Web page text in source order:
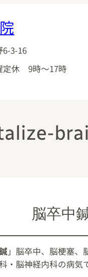
6-3-16
定休 9時～17時
脳卒中
」脳卒中、脳梗塞
・脳神経内科の病気